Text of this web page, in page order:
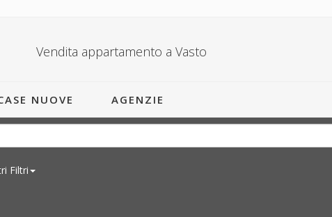
Vendita appartamento a Vasto
NUOVE AGENZIE
Filtri